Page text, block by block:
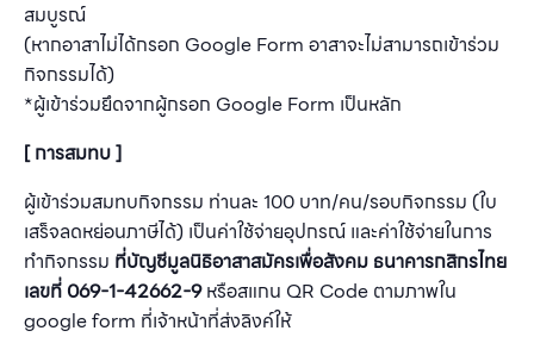
สมบูรณ์
(หากอาสาไม่ได้กรอก Google Form อาสาจะไม่สามารถเข้าร่วม
กิจกรรมได้)
*ผู้เข้าร่วมยึดจากผู้กรอก Google Form เป็นหลัก
[ การสมทบ ]
ผู้เข้าร่วมสมทบกิจกรรม ท่านละ 100 บาท/คน/รอบกิจกรรม (ใบ
เสร็จลดหย่อนภาษีได้) เป็นค่าใช้จ่ายอุปกรณ์ และค่าใช้จ่ายในการ
ทำกิจกรรม ที่บัญชีมูลนิธิอาสาสมัครเพื่อสังคม ธนาคารกสิกรไทย
เลขที่ 069-1-42662-9หรือสแกน QR Code ตามภาพใน
google form ที่เจ้าหน้าที่ส่งลิงค์ให้